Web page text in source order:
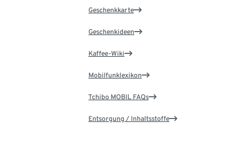
Geschenkkarte
Geschenkideen
Kaffee-Wiki
Mobilfunklexikon
Tchibo MOBIL FAQs
Entsorgung / Inhaltsstoffe